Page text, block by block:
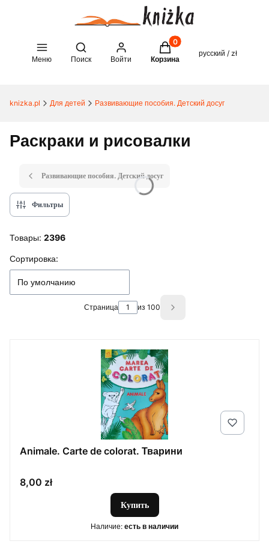
Меню
Open search engine
Поиск Войти
Товары в корзине: 0.
Корзина
русский / zł
knizka.pl Для детей Развивающие пособия. Детский досуг
Раскраки и рисовалки
Развивающие пособия. Детский досуг
Фильтры
Товары: 2396
Список товаров
Сортировка:
По умолчанию
Страница из 100 Next products
Animale. Carte de colorat. Тварини
Цена
8,00 zł
Купить
Наличие: есть в наличии